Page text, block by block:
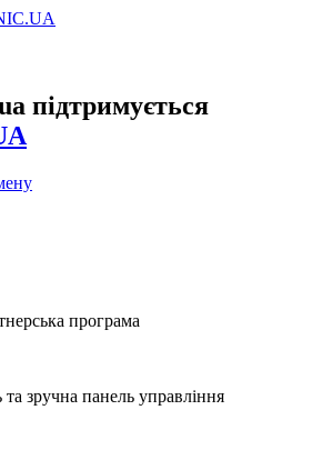
підтримується
програма
зручна панель управління